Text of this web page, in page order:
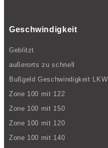
Geschwindigkeit
Geblitzt
außerorts zu schnell
Bußgeld Geschwindigkeit LKW
Zone 100 mit 122
Zone 100 mit 150
Zone 100 mit 120
Zone 100 mit 140